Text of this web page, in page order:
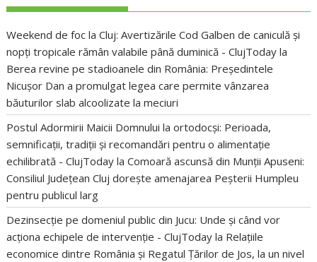
Weekend de foc la Cluj: Avertizările Cod Galben de caniculă și
nopți tropicale rămân valabile până duminică - ClujToday la
Berea revine pe stadioanele din România: Președintele
Nicușor Dan a promulgat legea care permite vânzarea
băuturilor slab alcoolizate la meciuri
Postul Adormirii Maicii Domnului la ortodocși: Perioada,
semnificații, tradiții și recomandări pentru o alimentație
echilibrată - ClujToday laComoară ascunsă din Munții Apuseni:
Consiliul Județean Cluj dorește amenajarea Peșterii Humpleu
pentru publicul larg
Dezinsecție pe domeniul public din Jucu: Unde și când vor
acționa echipele de intervenție - ClujToday la Relațiile
economice dintre România și Regatul Țărilor de Jos, la un nivel